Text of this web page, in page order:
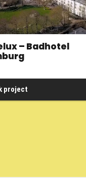
– Badhotel
project